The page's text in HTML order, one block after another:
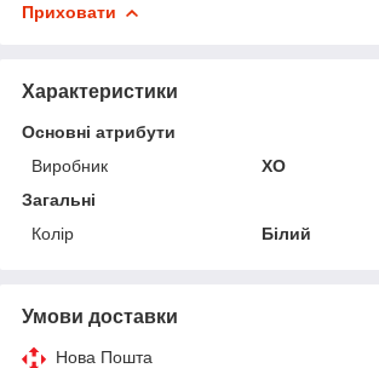
Приховати
Характеристики
Основні атрибути
Виробник
XO
Загальні
Колір
Білий
Умови доставки
Нова Пошта